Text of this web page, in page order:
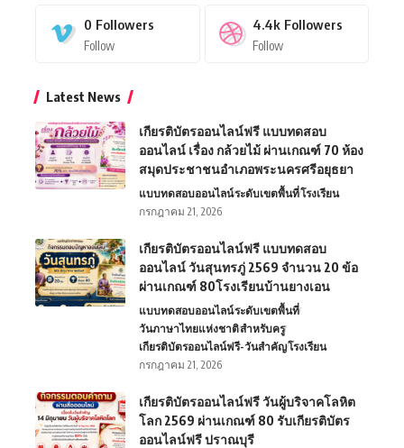
0 Followers
Follow
4.4k Followers
Follow
Latest News
เกียรติบัตรออนไลน์ฟรี แบบทดสอบ
ออนไลน์ เรื่อง กล้วยไม้ ผ่านเกณฑ์ 70 ห้อง
สมุดประชาชนอำเภอพระนครศรีอยุธยา
แบบทดสอบออนไลน์ระดับเขตพื้นที่โรงเรียน
กรกฎาคม 21, 2026
เกียรติบัตรออนไลน์ฟรี แบบทดสอบ
ออนไลน์ วันสุนทรภู่ 2569 จำนวน 20 ข้อ
ผ่านเกณฑ์ 80โรงเรียนบ้านยางเอน
แบบทดสอบออนไลน์ระดับเขตพื้นที่
วันภาษาไทยแห่งชาติสำหรับครู
เกียรติบัตรออนไลน์ฟรี-วันสำคัญโรงเรียน
กรกฎาคม 21, 2026
เกียรติบัตรออนไลน์ฟรี วันผู้บริจาคโลหิต
โลก 2569 ผ่านเกณฑ์ 80 รับเกียรติบัตร
ออนไลน์ฟรี ปราณบุรี